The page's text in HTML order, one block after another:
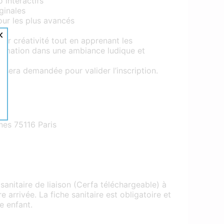
les plus avancés
créativité tout en apprenant les
dans une ambiance ludique et
demandée pour valider l’inscription.
75116 Paris
de liaison (Cerfa téléchargeable) à
arrivée. La fiche sanitaire est obligatoire et
enfant.